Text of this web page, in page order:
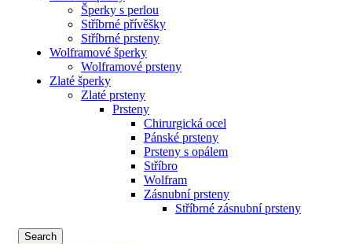
Šperky s perlou
Stříbrné přívěšky
Stříbrné prsteny
Wolframové šperky
Wolframové prsteny
Zlaté šperky
Zlaté prsteny
Prsteny
Chirurgická ocel
Pánské prsteny
Prsteny s opálem
Stříbro
Wolfram
Zásnubní prsteny
Stříbrné zásnubní prsteny
Search